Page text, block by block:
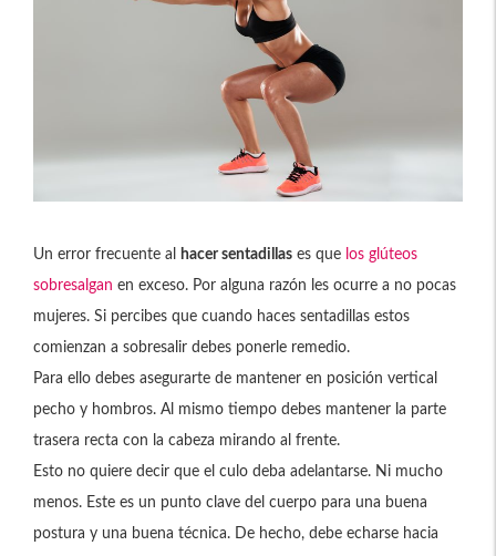
Un error frecuente al hacer sentadillas es que los glúteos
sobresalgan en exceso. Por alguna razón les ocurre a no pocas
mujeres. Si percibes que cuando haces sentadillas estos
comienzan a sobresalir debes ponerle remedio.
Para ello debes asegurarte de mantener en posición vertical
pecho y hombros. Al mismo tiempo debes mantener la parte
trasera recta con la cabeza mirando al frente.
Esto no quiere decir que el culo deba adelantarse. Ni mucho
menos. Este es un punto clave del cuerpo para una buena
postura y una buena técnica. De hecho, debe echarse hacia